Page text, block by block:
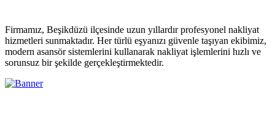
Firmamız, Beşikdüzü ilçesinde uzun yıllardır profesyonel nakliyat
hizmetleri sunmaktadır. Her türlü eşyanızı güvenle taşıyan ekibimiz,
modern asansör sistemlerini kullanarak nakliyat işlemlerini hızlı ve
sorunsuz bir şekilde gerçekleştirmektedir.